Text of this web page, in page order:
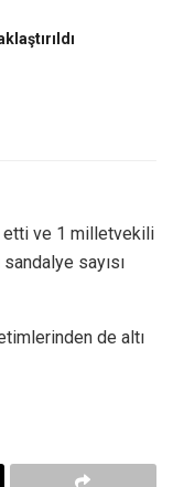
ve 1 milletvekili
sayısı
de altı